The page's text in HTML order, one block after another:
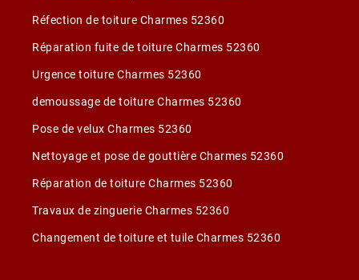
Réfection de toiture Charmes 52360
Réparation fuite de toiture Charmes 52360
Urgence toiture Charmes 52360
demoussage de toiture Charmes 52360
Pose de velux Charmes 52360
Nettoyage et pose de gouttière Charmes 52360
Réparation de toiture Charmes 52360
Travaux de zinguerie Charmes 52360
Changement de toiture et tuile Charmes 52360